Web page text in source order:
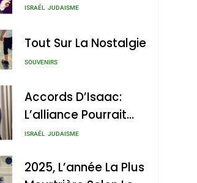
Nouvelle Chanson De
ISRAÉL JUDAISME
Tout Sur La Nostalgie
SOUVENIRS
Accords D’Isaac:
L’alliance Pourrait
S’étendre À 13 Pays
ISRAÉL JUDAISME
2025, L’année La Plus